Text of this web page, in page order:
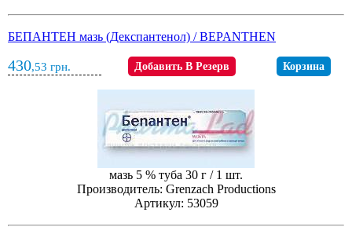
БЕПАНТЕН мазь (Декспантенол) / BEPANTHEN
430,53 грн. Добавить В Резерв Корзина
мазь 5 % туба 30 г / 1 шт.
Производитель: Grenzach Productions
Артикул: 53059